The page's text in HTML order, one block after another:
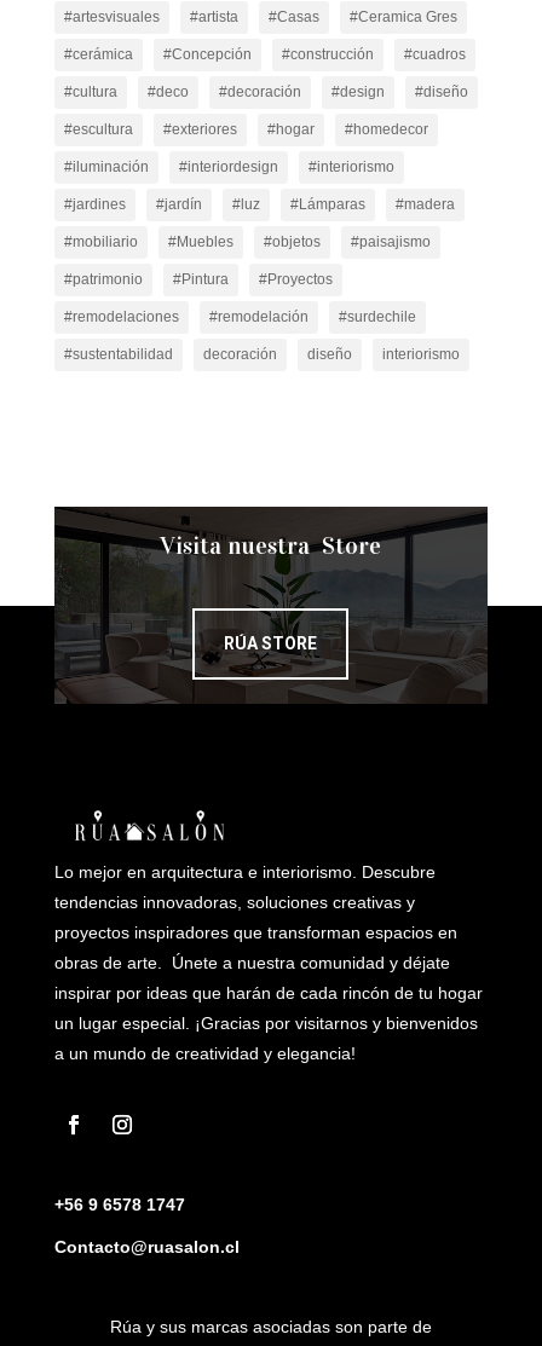
#artesvisuales #artista #Casas #Ceramica Gres
#cerámica #Concepción #construcción #cuadros
#cultura #deco #decoración #design #diseño
#escultura #exteriores #hogar #homedecor
#iluminación #interiordesign #interiorismo
#jardines #jardín #luz #Lámparas #madera
#mobiliario #Muebles #objetos #paisajismo
#patrimonio #Pintura #Proyectos
#remodelaciones #remodelación #surdechile
#sustentabilidad decoración diseño interiorismo
Visita nuestra Store
RÚA STORE
Lo mejor en arquitectura e interiorismo. Descubre
tendencias innovadoras, soluciones creativas y
proyectos inspiradores que transforman espacios en
obras de arte. Únete a nuestra comunidad y déjate
inspirar por ideas que harán de cada rincón de tu hogar
un lugar especial. ¡Gracias por visitarnos y bienvenidos
a un mundo de creatividad y elegancia!
+56 9 6578 1747
Contacto@ruasalon.cl
Rúa y sus marcas asociadas son parte de